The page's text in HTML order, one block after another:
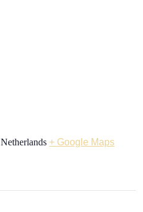
Netherlands + Google Maps